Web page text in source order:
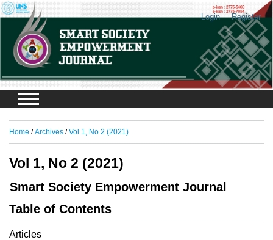
Login Register
Home /Archives /Vol 1, No 2 (2021)
Vol 1, No 2 (2021)
Smart Society Empowerment Journal
Table of Contents
Articles